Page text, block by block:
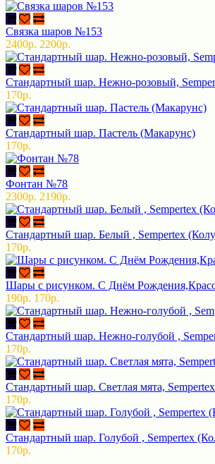
Связка шаров №153
2400р. 2200р.
Стандартный шар. Нежно-розовый,
170р.
Стандартный шар. Пастель (Макарунс)
170р.
Фонтан №78
2300р. 2190р.
Стандартный шар. Белый , Sempertex
170р.
Шары с рисунком. С Днём
190р. 170р.
Стандартный шар. Нежно-голубой ,
170р.
Стандартный шар. Светлая мята,
170р.
Стандартный шар. Голубой , Sempertex
170р.